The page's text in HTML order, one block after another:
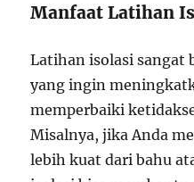
Manfaat Latihan
Latihan isolasi sangat
yang ingin
memperbaiki
Misalnya, jika Anda
lebih kuat dari bahu